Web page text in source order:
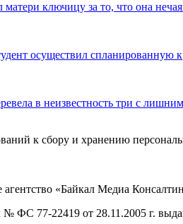
ключицу за то, что она
осуществил спланированную
в неизвестность три с
к сбору и хранению
«Байкал Медиа
77-22419 от 28.11.2005 г.